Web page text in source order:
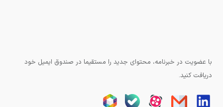
با عضویت در خبرنامه، محتوای جدید را مستقیما در صندوق ایمیل خود
دریافت کنید.